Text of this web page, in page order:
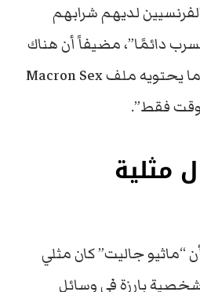
لديهم شرابهم
دائمًا”، مضيفاً أن هناك
جهوداً تُبذَل “لمعرفة ما يحتويه ملف Macron Sex
مثلية
“ماثيو جاليت” كان مثلي
بارزة في وسائل